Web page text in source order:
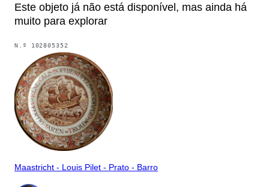
Este objeto já não está disponível, mas ainda há
muito para explorar
N.º 102805352
Maastricht - Louis Pilet - Prato - Barro